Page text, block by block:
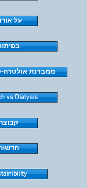
על
ממברנת
vs Dialysis